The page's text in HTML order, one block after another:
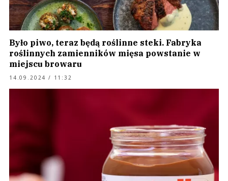
Było piwo, teraz będą roślinne steki. Fabryka
roślinnych zamienników mięsa powstanie w
miejscu browaru
14.09.2024 / 11:32